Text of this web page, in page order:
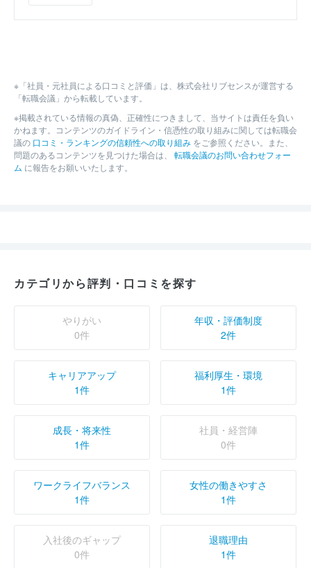
※「社員・元社員による口コミと評価」は、株式会社リブセンスが運営する
「転職会議」から転載しています。
※掲載されている情報の真偽、正確性につきまして、当サイトは責任を負い
かねます。コンテンツのガイドライン・信憑性の取り組みに関しては転職会
議の 口コミ・ランキングの信頼性への取り組み をご参照ください。また、
問題のあるコンテンツを見つけた場合は、 転職会議のお問い合わせフォー
ム に報告をお願いいたします。
カテゴリから評判・口コミを探す
やりがい
0件
年収・評価制度
2件
キャリアアップ
1件
福利厚生・環境
1件
成長・将来性
1件
社員・経営陣
0件
ワークライフバランス
1件
女性の働きやすさ
1件
入社後のギャップ
0件
退職理由
1件